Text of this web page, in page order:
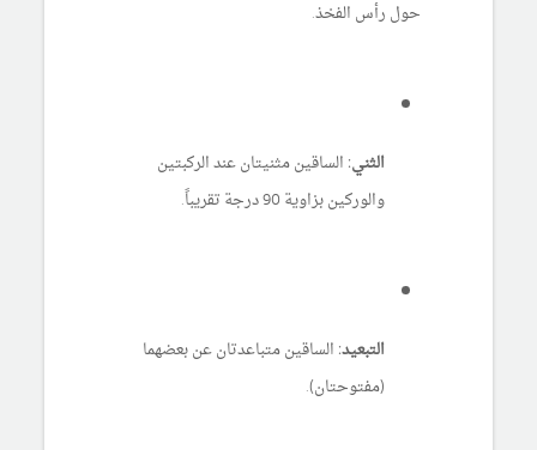
حول رأس الفخذ.
الثني: الساقين مثنيتان عند الركبتين
والوركين بزاوية 90 درجة تقريباً.
التبعيد: الساقين متباعدتان عن بعضهما
(مفتوحتان).